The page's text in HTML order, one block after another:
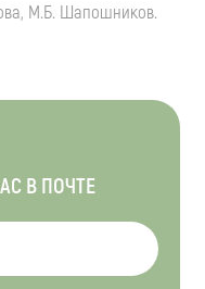
М.Б. Шапошников.
В ПОЧТЕ